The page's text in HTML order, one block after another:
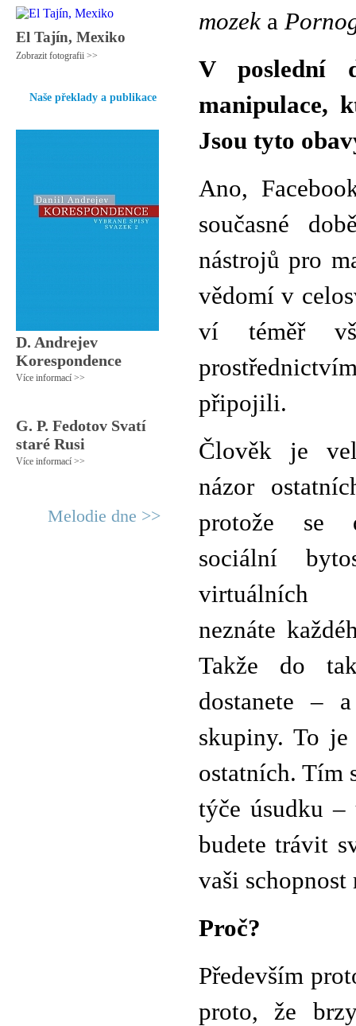
El Tajín, Mexiko
Zobrazit fotografii >>
Naše překlady a publikace
D. Andrejev
Korespondence
Více informací >>
G. P. Fedotov Svatí
staré Rusi
Více informací >>
Melodie dne >>
mozeka
V poslední
manipulace,
Jsou tyto
Ano,
současné
nástrojů pro
vědomí v
ví téměř
připojili.
Člověk je
názor
protože se
sociální
virtuálních
neznáte
Takže do
dostanete –
skupiny. To
ostatních. Tím
týče úsudku –
budete trávit
vaši schopnost
Proč?
Především
proto, že